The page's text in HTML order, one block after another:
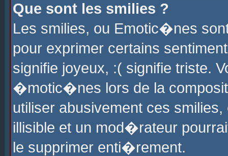
Que sont les smilies ?
Les smilies, ou Emotic�nes
pour exprimer certains
signifie joyeux, :( signifie triste.
�motic�nes lors de la
utiliser abusivement ces
illisible et un mod�rateur
le supprimer enti�rement.